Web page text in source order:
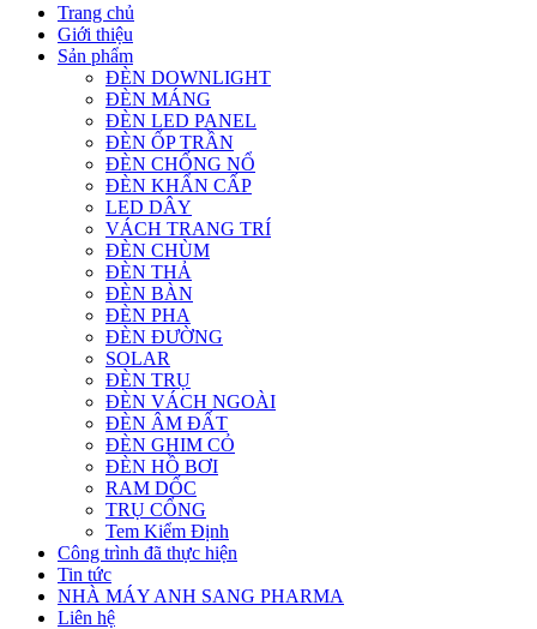
Trang chủ
Giới thiệu
Sản phẩm
ĐÈN DOWNLIGHT
ĐÈN MÁNG
ĐÈN LED PANEL
ĐÈN ỐP TRẦN
ĐÈN CHỐNG NỔ
ĐÈN KHẨN CẤP
LED DÂY
VÁCH TRANG TRÍ
ĐÈN CHÙM
ĐÈN THẢ
ĐÈN BÀN
ĐÈN PHA
ĐÈN ĐƯỜNG
SOLAR
ĐÈN TRỤ
ĐÈN VÁCH NGOÀI
ĐÈN ÂM ĐẤT
ĐÈN GHIM CỎ
ĐÈN HỒ BƠI
RAM DỐC
TRỤ CỔNG
Tem Kiểm Định
Công trình đã thực hiện
Tin tức
NHÀ MÁY ANH SANG PHARMA
Liên hệ